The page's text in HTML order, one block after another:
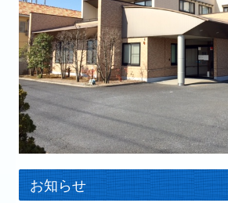
お知らせ